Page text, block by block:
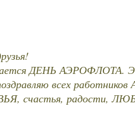
ДЕНЬ АЭРОФЛОТА.
всех
счастья, радости,